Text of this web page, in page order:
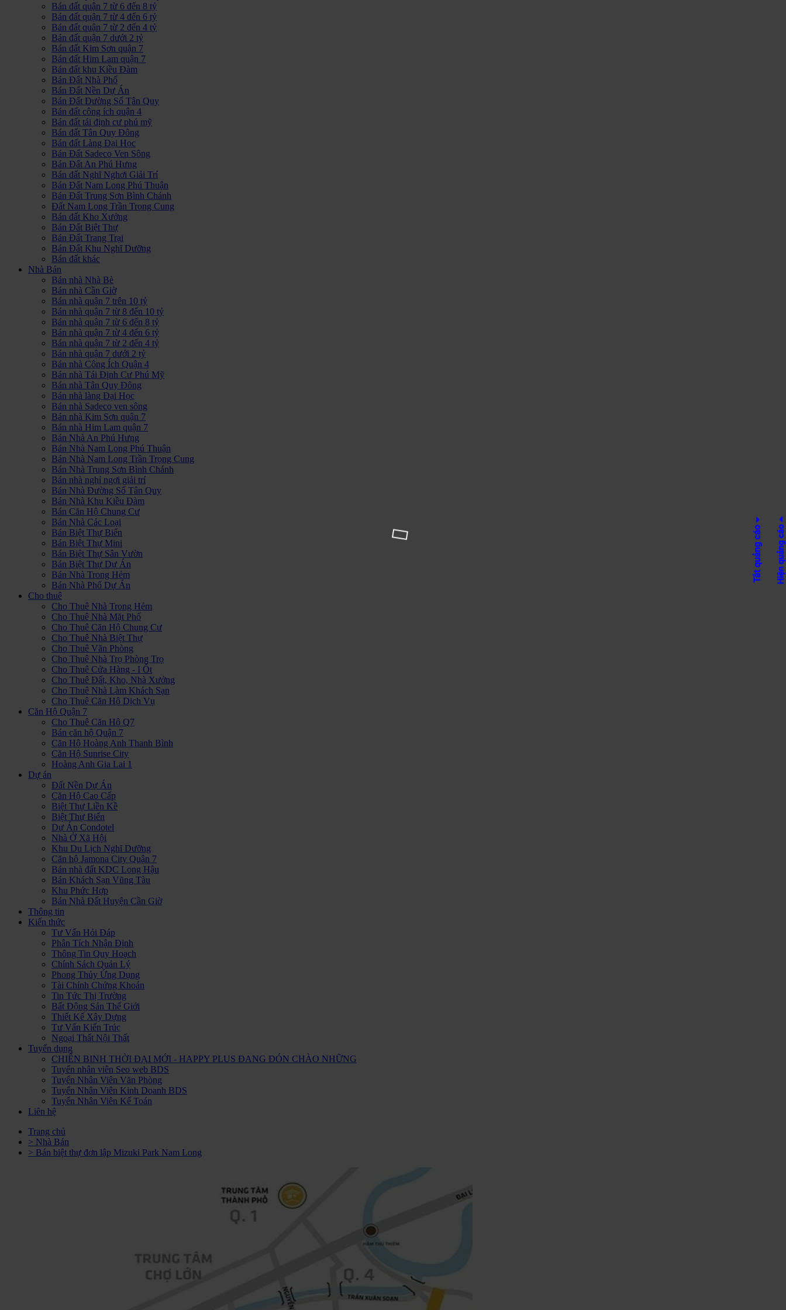
Bán đất quận 7 từ 6 đến 8 tỷ
Bán đất quận 7 từ 4 đến 6 tỷ
Bán đất quận 7 từ 2 đến 4 tỷ
Bán đất quận 7 dưới 2 tỷ
Bán đất Kim Sơn quận 7
Bán đất Him Lam quận 7
Bán đất khu Kiều Đàm
Bán Đất Nhà Phố
Bán Đất Nền Dự Án
Bán Đất Đường Số Tân Quy
Bán đất công ích quận 4
Bán đất tái định cư phú mỹ
Bán đất Tân Quy Đông
Bán đất Làng Đại Học
Bán Đất Sadeco Ven Sông
Bán Đất An Phú Hưng
Bán đất Nghĩ Nghơi Giải Trí
Bán Đất Nam Long Phú Thuận
Bán Đất Trung Sơn Bình Chánh
Đất Nam Long Trần Trọng Cung
Bán đất Kho Xưởng
Bán Đất Biệt Thự
Bán Đất Trang Trại
Bán Đất Khu Nghĩ Dưỡng
Bán đất khác
Nhà Bán
Bán nhà Nhà Bè
Bán nhà Cần Giờ
Bán nhà quận 7 trên 10 tỷ
Bán nhà quận 7 từ 8 đến 10 tỷ
Bán nhà quận 7 từ 6 đến 8 tỷ
Bán nhà quận 7 từ 4 đến 6 tỷ
Bán nhà quận 7 từ 2 đến 4 tỷ
Bán nhà quận 7 dưới 2 tỷ
Bán nhà Công Ích Quận 4
Bán nhà Tái Định Cư Phú Mỹ
Bán nhà Tân Quy Đông
Bán nhà làng Đại Học
Bán nhà Sadeco ven sông
Bán nhà Kim Sơn quận 7
Bán nhà Him Lam quận 7
Bán Nhà An Phú Hưng
Bán Nhà Nam Long Phú Thuận
Bán Nhà Nam Long Trần Trọng Cung
Bán Nhà Trung Sơn Bình Chánh
Bán nhà nghỉ ngơi giải trí
Bán Nhà Đường Số Tân Quy
Bán Nhà Khu Kiều Đàm
Bán Căn Hộ Chung Cư
Bán Nhà Các Loại
Bán Biệt Thự Biển
Bán Biệt Thự Mini
Bán Biệt Thự Sân Vườn
Bán Biệt Thự Dự Án
Bán Nhà Trong Hẻm
Bán Nhà Phố Dự Án
Cho thuê
Cho Thuê Nhà Trong Hẻm
Cho Thuê Nhà Mặt Phố
Cho Thuê Căn Hộ Chung Cư
Cho Thuê Nhà Biệt Thự
Cho Thuê Văn Phòng
Cho Thuê Nhà Trọ Phòng Trọ
Cho Thuê Cửa Hàng - I Ốt
Cho Thuê Đất, Kho, Nhà Xưởng
Cho Thuê Nhà Làm Khách Sạn
Cho Thuê Căn Hộ Dịch Vụ
Căn Hộ Quận 7
Cho Thuê Căn Hộ Q7
Bán căn hộ Quận 7
Căn Hộ Hoàng Anh Thanh Bình
Căn Hộ Sunrise City
Hoàng Anh Gia Lai 1
Dự án
Đất Nền Dự Án
Căn Hộ Cao Cấp
Biệt Thự Liền Kề
Biệt Thự Biển
Dự Án Condotel
Nhà Ở Xã Hội
Khu Du Lịch Nghĩ Dưỡng
Căn hộ Jamona City Quận 7
Bán nhà đất KDC Long Hậu
Bán Khách Sạn Vũng Tàu
Khu Phức Hợp
Bán Nhà Đất Huyện Cần Giờ
Thông tin
Kiến thức
Tư Vấn Hỏi Đáp
Phân Tích Nhận Định
Thông Tin Quy Hoạch
Chính Sách Quản Lý
Phong Thủy Ứng Dụng
Tài Chính Chứng Khoán
Tin Tức Thị Trường
Bất Động Sản Thế Giới
Thiết Kế Xây Dựng
Tư Vấn Kiến Trúc
Ngoại Thất Nội Thất
Tuyển dụng
CHIẾN BINH THỜI ĐẠI MỚI - HAPPY PLUS ĐANG ĐÓN CHÀO NHỮNG
Tuyển nhân viên Seo web BDS
Tuyển Nhân Viên Văn Phòng
Tuyển Nhân Viên Kinh Doanh BDS
Tuyển Nhân Viên Kế Toán
Liên hệ
Trang chủ
> Nhà Bán
> Bán biệt thự đơn lập Mizuki Park Nam Long